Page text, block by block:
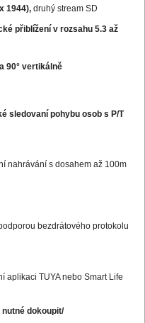
1944), druhý stream SD
přiblížení v rozsahu 5.3 až
90° vertikálně
sledovaní pohybu osob s P/T
nahrávání s dosahem až 100m
bezdrátového protokolu
aplikaci TUYA nebo Smart Life
nutné dokoupit/